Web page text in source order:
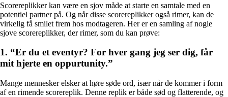
Scorereplikker kan være en sjov måde at starte en samtale med en
potentiel partner på. Og når disse scorereplikker også rimer, kan de
virkelig få smilet frem hos modtageren. Her er en samling af nogle
sjove scorereplikker, der rimer, som du kan prøve:
1. “Er du et eventyr? For hver gang jeg ser dig, får
mit hjerte en oppurtunity.”
Mange mennesker elsker at høre søde ord, især når de kommer i form
af en rimende scorereplik. Denne replik er både sød og flatterende, og